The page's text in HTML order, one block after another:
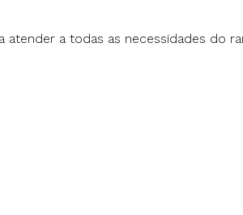
a todas as necessidades do